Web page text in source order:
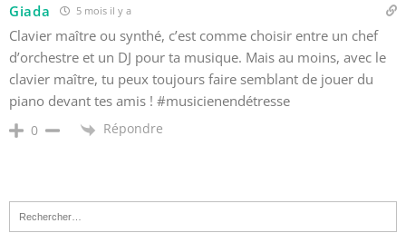
Giada 5 mois il y a
Clavier maître ou synthé, c’est comme choisir entre un chef
d’orchestre et un DJ pour ta musique. Mais au moins, avec le
clavier maître, tu peux toujours faire semblant de jouer du
piano devant tes amis ! #musicienendétresse
0 Répondre